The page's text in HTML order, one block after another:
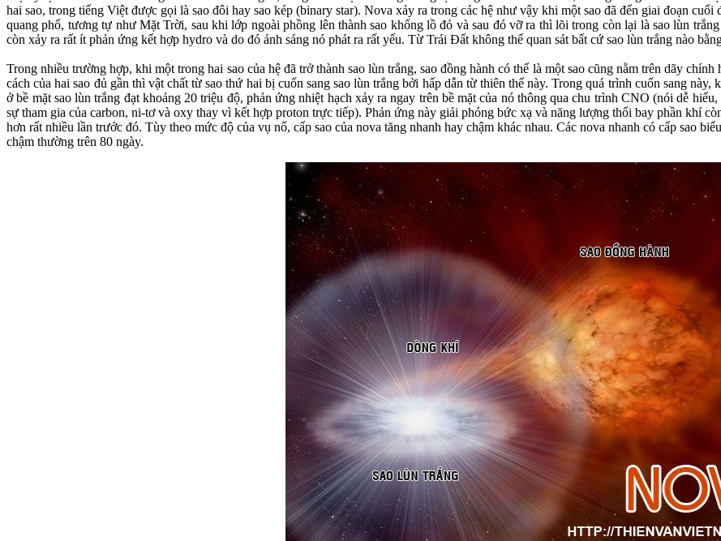
hai sao, trong tiếng Việt được gọi là sao đôi hay sao kép (binary star). Nova xảy ra trong các hệ như vậy khi một sao đã đến giai đoạn
quang phổ, tương tự như Mặt Trời, sau khi lớp ngoài phồng lên thành sao khổng lồ đỏ và sau đó vỡ ra thì lõi trong còn lại là sao lùn
còn xảy ra rất ít phản ứng kết hợp hydro và do đó ánh sáng nó phát ra rất yếu. Từ Trái Đất không thể quan sát bất cứ sao lùn trắng nào
Trong nhiều trường hợp, khi một trong hai sao của hệ đã trở thành sao lùn trắng, sao đồng hành có thể là một sao cũng nằm trên dãy
cách của hai sao đủ gần thì vật chất từ sao thứ hai bị cuốn sang sao lùn trắng bởi hấp dẫn từ thiên thể này. Trong quá trình cuốn sang
ở bề mặt sao lùn trắng đạt khoảng 20 triệu độ, phản ứng nhiệt hạch xảy ra ngay trên bề mặt của nó thông qua chu trình CNO (nói dễ
sự tham gia của carbon, ni-tơ và oxy thay vì kết hợp proton trực tiếp). Phản ứng này giải phóng bức xạ và năng lượng thổi bay phần khí
hơn rất nhiều lần trước đó. Tùy theo mức độ của vụ nổ, cấp sao của nova tăng nhanh hay chậm khác nhau. Các nova nhanh có cấp sao
chậm thường trên 80 ngày.